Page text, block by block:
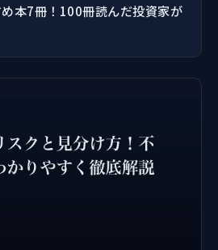
本7冊！100冊読んだ投資家が